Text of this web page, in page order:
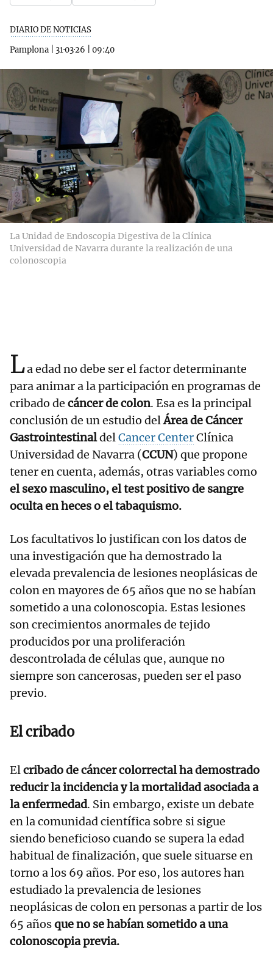
DIARIO DE NOTICIAS
Pamplona
31·03·26 09:40
La Unidad de Endoscopia Digestiva de la Clínica
Universidad de Navarra durante la realización de una
colonoscopia
La edad no debe ser el factor determinante
para animar a la participación en programas de
cribado de cáncer de colon. Esa es la principal
conclusión de un estudio delÁrea de Cáncer
GastrointestinaldelCancer CenterClínica
Universidad de Navarra (CCUN) que propone
tener en cuenta, además, otras variables como
el sexo masculino, el test positivo de sangre
oculta en heces o el tabaquismo.
Los facultativos lo justifican con los datos de
una investigación que ha demostrado la
elevada prevalencia de lesiones neoplásicas de
colon en mayores de 65 años que no se habían
sometido a una colonoscopia. Estas lesiones
son crecimientos anormales de tejido
producidos por una proliferación
descontrolada de células que, aunque no
siempre son cancerosas, pueden ser el paso
previo.
El cribado
Elcribado de cáncer colorrectal ha demostrado
reducir la incidencia y la mortalidad asociada a
la enfermedad. Sin embargo, existe un debate
en la comunidad científica sobre si sigue
siendo beneficioso cuando se supera la edad
habitual de finalización, que suele situarse en
torno a los 69 años. Por eso, los autores han
estudiado la prevalencia de lesiones
neoplásicas de colon en personas a partir de los
65 añosque no se habían sometido a una
colonoscopia previa.